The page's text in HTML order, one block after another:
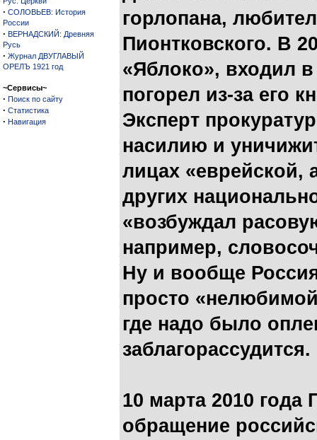
· СОЛОВЬЕВ: История
России
· ВЕРНАДСКИЙ: Древняя
Русь
· Журнал ДВУГЛАВЫЙ
ОРЕЛЪ 1921 год
~Сервисы~
· Поиск по сайту
· Статистика
· Навигация
горлопана,
Пионтковского. В
«Яблоко», входил
погорел из-за его
Эксперт
насилию и
лицах «еврейской,
других
«возбуждал
например,
Ну и вообще
просто
где надо было
заблагорассудится.
10 марта 2010 года
обращение